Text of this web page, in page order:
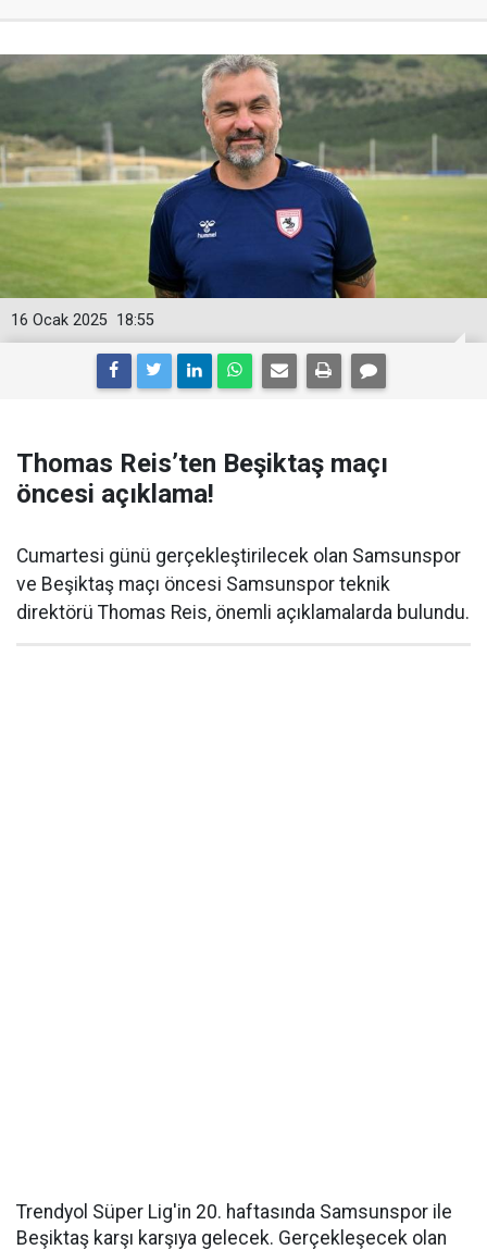
18:55
16 Ocak 2025
Thomas Reis’ten Beşiktaş maçı
öncesi açıklama!
Cumartesi günü gerçekleştirilecek olan Samsunspor
ve Beşiktaş maçı öncesi Samsunspor teknik
direktörü Thomas Reis, önemli açıklamalarda bulundu.
Trendyol Süper Lig'in 20. haftasında Samsunspor ile
Beşiktaş karşı karşıya gelecek. Gerçekleşecek olan